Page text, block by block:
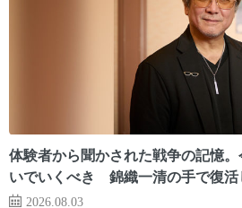
体験者から聞かされた戦争の記憶
いでいくべき 錦織一清の手で復活
2026.08.03